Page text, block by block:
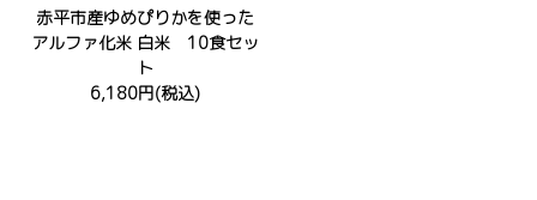
赤平市産ゆめぴりかを使った
アルファ化米 白米 10食セッ
ト
6,180円(税込)